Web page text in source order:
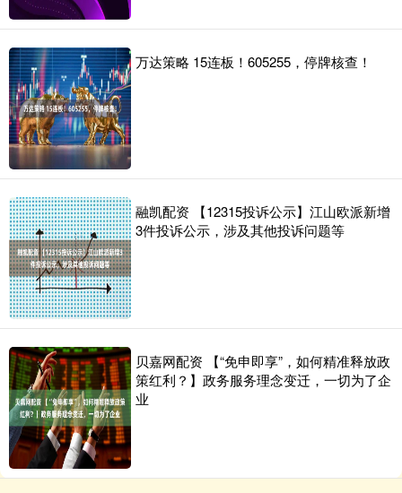
万达策略 15连板！605255，停牌核查！
融凯配资 【12315投诉公示】江山欧派新增
3件投诉公示，涉及其他投诉问题等
贝嘉网配资 【“免申即享”，如何精准释放政
策红利？】政务服务理念变迁，一切为了企
业